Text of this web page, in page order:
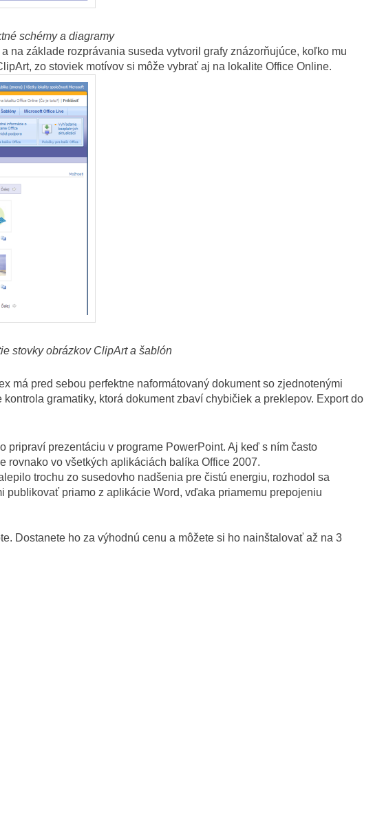
schémy a diagramy
základe rozprávania suseda vytvoril grafy znázorňujúce, koľko mu
zo stoviek motívov si môže vybrať aj na lokalite Office Online.
stovky obrázkov ClipArt a šablón
má pred sebou perfektne naformátovaný dokument so zjednotenými
gramatiky, ktorá dokument zbaví chybičiek a preklepov. Export do
prezentáciu v programe PowerPoint. Aj keď s ním často
rovnako vo všetkých aplikáciách balíka Office 2007.
trochu zo susedovho nadšenia pre čistú energiu, rozhodol sa
publikovať priamo z aplikácie Word, vďaka priamemu prepojeniu
Dostanete ho za výhodnú cenu a môžete si ho nainštalovať až na 3